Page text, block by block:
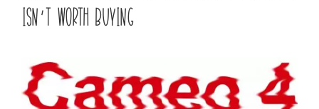
/
Does
exist
in
scrapbooking?“
ISN’T WORTH BUYING